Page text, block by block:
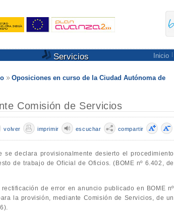
Servicios Inicio
Oposiciones en curso de la Ciudad Autónoma de
Comisión de Servicios
compartir
escuchar
imprimir
volver
declara provisionalmente desierto el procedimiento
de trabajo de Oficial de Oficios. (BOME nº 6.402, de
de error en anuncio publicado en BOME nº
la provisión, mediante Comisión de Servicios, de un